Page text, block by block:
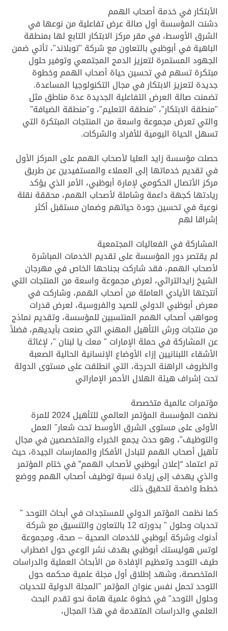
الأبتكار في خدمة أصحاب الهمم
دشنت المؤسسة أول صالة عرض تفاعلية من نوعها في
الشرق الأوسط، في مقر مركز الابتكار التابع لها بمنطقة
الباهية في أبوظبي بالتعاون مع شركة "توبلاند"، تأتي ضمن
الجهود المستمرة لتعزيز الدمج المجتمعي وتوفير حلول
مبتكرة تسهم في تحسين حياة أصحاب الهمم وخطوة
جديدة لتعزيز الابتكار في مجال التكنولوجيا المساعدة.
تضمنت صالة العرض التفاعلية الجديدة عدة مناطق مثل
"منطقة الابتكار"، "منطقة التعليم"، و"منطقة الضيافة"
والتي تعرض مجموعة واسعة من المنتجات المبتكرة التي
تسهل الحياة اليومية للأفراد والشركات.
حصلت مؤسسة زايد العليا لأصحاب الهمم على المركز الأول
في تقديم خدماتها إلى العملاء والمستفيدين عن طريق
مركز الأتصال الحكومي لإمارة أبوظبي، الأمر الذي يؤكد
ريادتها كجهة داعمة وشاملة لأصحاب الهمم، محققة نقلة
نوعية في تحسين جودة حياتهم وضمان مستقبل أكثر
إشراقا لهم
المشاركة في الفعاليات المجتمعية
لم يقتصر دور المؤسسة على تقديم الخدمات المباشرة
لأصحاب الهمم، فقد شاركت بجناحها الخاص في مهرجان
الشيخ زايدالتراثي، لعرض مجموعة واسعة من المنتجات التي
أنتجتها الأيادي العاملة من أصحاب الهمم، وشاركت في
معرض أبوظبي الدولي للصيد والفروسية، لعرض قدرات
ومواهب أصحاب الهمم المنتسبين للمؤسسة، وتقديم نماذج
من منتجات ورش التأهيل المهني التي صنعت بأيديهم، فضلاً
عن المشاركة في حملة الإمارات " معك يا لبنان "، لإغاثة
الأشقاء اللبنانيين إزاء الأوضاع الإنسانية الحالية الصعبة
والظروف الراهنة الحرجة، التي انطلقت على مستوى الدولة
تحت إشراف هيئة الهلال الأحمر الإماراتي
مؤتمرات عالمية متخصصة
نظمت المؤسسة المؤتمر العالمي للتأهيل 2024 للمرة
الأولى على مستوى الشرق الأوسط تحت شعار" العمل
والتوظيف"، وهو حدث يجمع الخبراء والمتخصصين في مجال
تأهيل أصحاب الهمم لتبادل الأفكار والممارسات الجيدة، حيث
تم اعتماد “إعلان أبوظبي لأصحاب الهمم” في ختام المؤتمر
والذي يهدف إلى زيادة نسبة توظيف أصحاب الهمم ووضع
خطط واضحة لتحقيق ذلك
كما نظمت المؤتمر الدولي للمستجدات في أبحاث التوحد "
تحديات وحلول " بدورته 12 بالتعاون والتنسيق مع شركة
أدنوك وشركة أبوظبي للخدمات الصحية – صحة، ومجموعة
لوتس هوليستك أبوظبي بهدف نشر الوعي حول اضطراب
طيف التوحد وتعظيم الإفادة من الأبحاث العملية والدراسات
المتخصصة، وشهد إطلاق أول مجلة علمية محكمه حول
التوحد تحمل نفس عنوان المؤتمر "المجلة الدولية لتحديات
وحلول التوحد" في خطوة علمية هامة نحو تقدم البحث
العلمي والدراسات المتقدمة في هذا المجال،